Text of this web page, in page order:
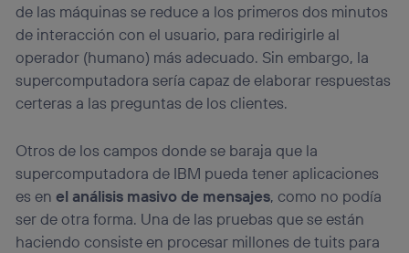
de las máquinas se reduce a los primeros dos minutos
de interacción con el usuario, para redirigirle al
operador (humano) más adecuado. Sin embargo, la
supercomputadora sería capaz de elaborar respuestas
certeras a las preguntas de los clientes.
Otros de los campos donde se baraja que la
supercomputadora de IBM pueda tener aplicaciones
es enel análisis masivo de mensajes, como no podía
ser de otra forma. Una de las pruebas que se están
haciendo consiste en procesar millones de tuits para